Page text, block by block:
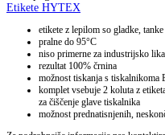
Etikete HYTEX
etikete z lepilom so gladke,
pralne do 95°C
niso primerne za industrijsko
rezultat 100% črnina
možnost tiskanja s tiskalnikoma
komplet vsebuje 2 koluta z
za čiščenje glave tiskalnika
možnost prednatisnjenih,